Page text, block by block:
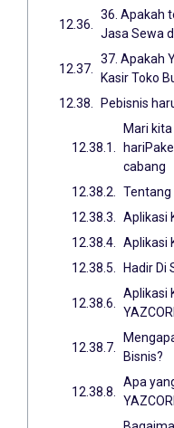
36. Apakah
Jasa Sewa
37. Apakah
Kasir Toko
Pebisnis
Mari
cabang
Tentang
Aplikasi
Aplikasi
Hadir Di
Aplikasi
Bisnis?
Apa